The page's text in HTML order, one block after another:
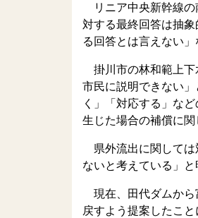
リニア中央新幹線の
対する最終回答は抽
る回答とは言えない
掛川市の林和範上下
市民に説明できない
く」「対応する」な
生じた場合の補償に関
県外流出に関しては
ないと考えている」と
現在、田代ダムから
戻すよう提案したこ